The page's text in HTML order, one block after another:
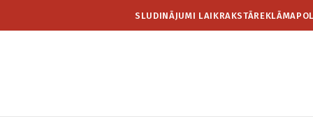
SLUDINĀJUMI LAIKRAKSTĀREKLĀMA